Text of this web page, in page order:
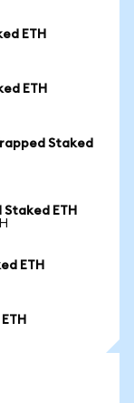
ETH
ETH
Staked
ETH
ETH